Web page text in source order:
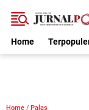
Home
Home / Palas